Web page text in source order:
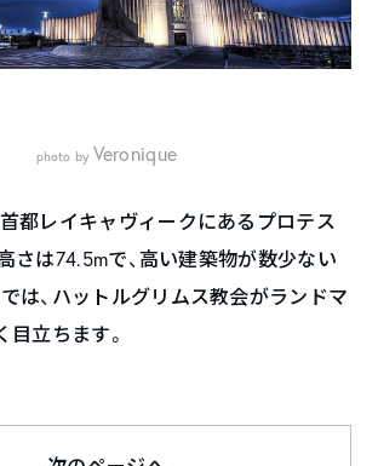
photo by Veronique
都レイキャヴィークにあるプロテス
さは74.5mで、高い建築物が数少ない
は、ハットルグリムス教会がランドマ
目立ちます。